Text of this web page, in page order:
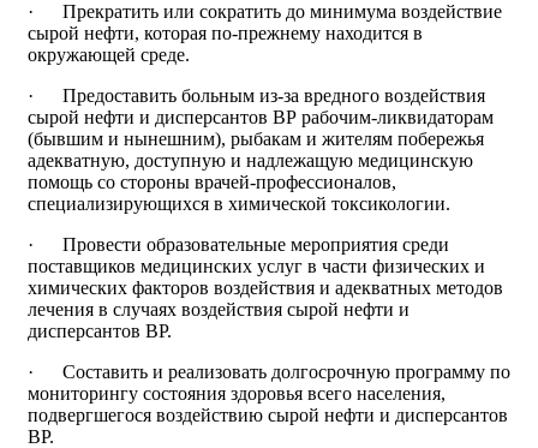
· Прекратить или сократить до минимума воздействие
сырой нефти, которая по-прежнему находится в
окружающей среде.
· Предоставить больным из-за вредного воздействия
сырой нефти и дисперсантов ВР рабочим-ликвидаторам
(бывшим и нынешним), рыбакам и жителям побережья
адекватную, доступную и надлежащую медицинскую
помощь со стороны врачей-профессионалов,
специализирующихся в химической токсикологии.
· Провести образовательные мероприятия среди
поставщиков медицинских услуг в части физических и
химических факторов воздействия и адекватных методов
лечения в случаях воздействия сырой нефти и
дисперсантов ВР.
· Составить и реализовать долгосрочную программу по
мониторингу состояния здоровья всего населения,
подвергшегося воздействию сырой нефти и дисперсантов
ВР.